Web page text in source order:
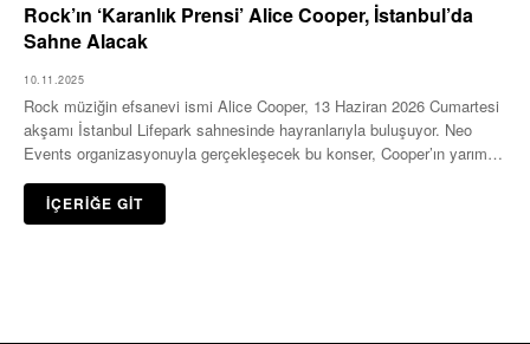
Rock’ın ‘Karanlık Prensi’ Alice Cooper, İstanbul’da
Sahne Alacak
10.11.2025
Rock müziğin efsanevi ismi Alice Cooper, 13 Haziran 2026 Cumartesi
akşamı İstanbul Lifepark sahnesinde hayranlarıyla buluşuyor. Neo
Events organizasyonuyla gerçekleşecek bu konser, Cooper’ın yarım…
İÇERİĞE GİT